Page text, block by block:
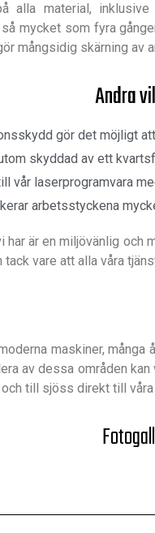
alla material,
mycket som fyra
mångsidig skärning av
Andra
gör det möjligt
skyddad av ett
vår laserprogramvara
arbetsstyckena
har är en miljövänlig
tack vare att alla våra
maskiner,
av dessa områden
till sjöss direkt till